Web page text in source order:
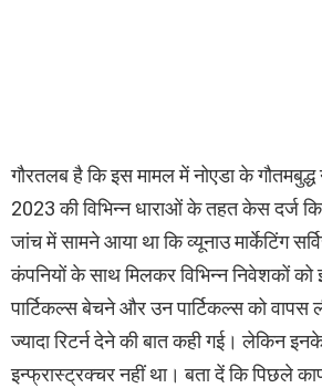
गौरतलब है कि इस मामल में नोएडा के
2023 की विभिन्न धाराओं के तहत केस दर्ज
जांच में सामने आया था कि व्यूनाउ मार्केटिंग
कंपनियों के साथ मिलकर विभिन्न निवेशकों को
पार्टिकल्स बेचने और उन पार्टिकल्स को
ज्यादा रिटर्न देने की बात कही गई। लेकिन
इन्फ्रास्ट्रक्चर नहीं था। बता दें कि पिछले